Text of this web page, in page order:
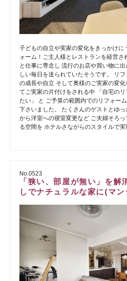
子どもの自立や実家の変化をきっかけに
ォーム！ご主人様とレストランを経営さ
と仕事に専念し 流行のお店や買い物に
しい毎日を送られていたそうです。 リ
の成長や自立 そして奥様のご実家の変
てご実家の片付けをされる中 「自宅の
たい」 と ご予算の範囲内でのリフォー
下さいました。 たくさんのゲストとゆ
から洋室への寝室変更など ご夫婦そろ
る空間を ホテルさながらのスタイルで実
No.0523
「狭い、部屋が無い」を解
しでナチュラルな家に(マン